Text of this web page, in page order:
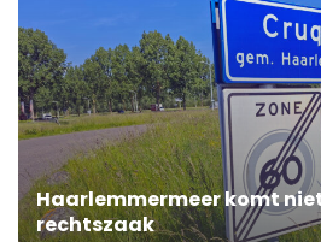
Haarlemmermeer komt
rechtszaak